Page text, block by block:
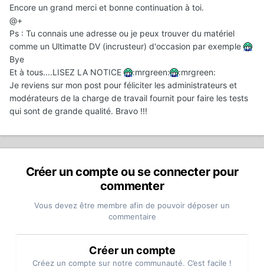
Encore un grand merci et bonne continuation à toi.
@+
Ps : Tu connais une adresse ou je peux trouver du matériel
comme un Ultimatte DV (incrusteur) d'occasion par exemple
Bye
Et à tous....LISEZ LA NOTICE
:mrgreen:
:mrgreen:
Je reviens sur mon post pour féliciter les administrateurs et
modérateurs de la charge de travail fournit pour faire les tests
qui sont de grande qualité. Bravo !!!
Créer un compte ou se connecter pour
commenter
Vous devez être membre afin de pouvoir déposer un
commentaire
Créer un compte
Créez un compte sur notre communauté. C’est facile !